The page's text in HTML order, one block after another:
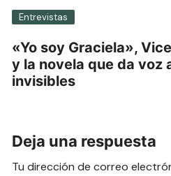
Entrevistas
«Yo soy Graciela»,
y la novela que da voz
invisibles
Deja una respuesta
Tu dirección de correo